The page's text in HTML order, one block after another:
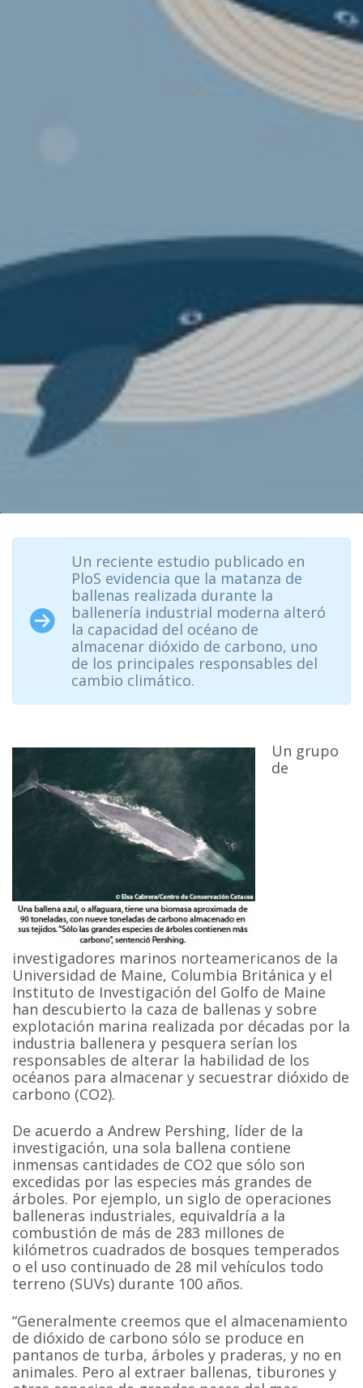
Un reciente estudio publicado en
PloS evidencia que la matanza de
ballenas realizada durante la
ballenería industrial moderna alteró
la capacidad del océano de
almacenar dióxido de carbono, uno
de los principales responsables del
cambio climático.
Un grupo
de
investigadores marinos norteamericanos de la
Universidad de Maine, Columbia Británica y el
Instituto de Investigación del Golfo de Maine
han descubierto la caza de ballenas y sobre
explotación marina realizada por décadas por la
industria ballenera y pesquera serían los
responsables de alterar la habilidad de los
océanos para almacenar y secuestrar dióxido de
carbono (CO2).
De acuerdo a Andrew Pershing, líder de la
investigación, una sola ballena contiene
inmensas cantidades de CO2 que sólo son
excedidas por las especies más grandes de
árboles. Por ejemplo, un siglo de operaciones
balleneras industriales, equivaldría a la
combustión de más de 283 millones de
kilómetros cuadrados de bosques temperados
o el uso continuado de 28 mil vehículos todo
terreno (SUVs) durante 100 años.
“Generalmente creemos que el almacenamiento
de dióxido de carbono sólo se produce en
pantanos de turba, árboles y praderas, y no en
animales. Pero al extraer ballenas, tiburones y